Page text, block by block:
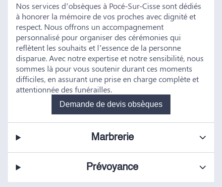
Nos services d’obsèques à Pocé-Sur-Cisse sont dédiés
à honorer la mémoire de vos proches avec dignité et
respect. Nous offrons un accompagnement
personnalisé pour organiser des cérémonies qui
reflètent les souhaits et l’essence de la personne
disparue. Avec notre expertise et notre sensibilité, nous
sommes là pour vous soutenir durant ces moments
difficiles, en assurant une prise en charge complète et
attentionnée des funérailles.
Demande de devis obsèques
Marbrerie
Prévoyance